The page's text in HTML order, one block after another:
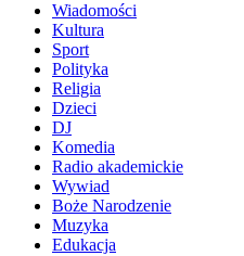
Wiadomości
Kultura
Sport
Polityka
Religia
Dzieci
DJ
Komedia
Radio akademickie
Wywiad
Boże Narodzenie
Muzyka
Edukacja